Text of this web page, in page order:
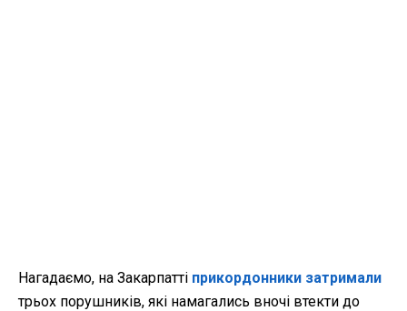
Нагадаємо, на Закарпатті прикордонники затримали
трьох порушників, які намагались вночі втекти до